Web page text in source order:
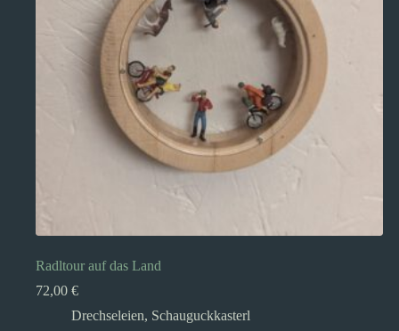
Radltour auf das Land
72,00 €
Drechseleien, Schauguckkasterl